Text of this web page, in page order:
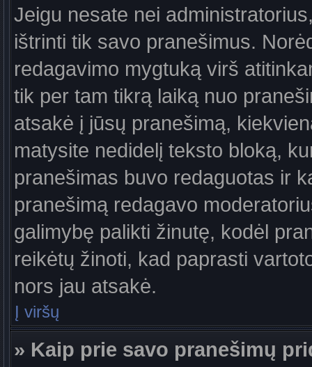
Jeigu nesate nei
ištrinti tik savo pranešimus.
redagavimo mygtuką virš
tik per tam tikrą laiką nuo
atsakė į jūsų pranešimą,
matysite nedidelį teksto bloką,
pranešimas buvo redaguotas ir
pranešimą redagavo
galimybę palikti žinutę, kodėl
reikėtų žinoti, kad paprasti
nors jau atsakė.
Į viršų
» Kaip prie savo pranešimų